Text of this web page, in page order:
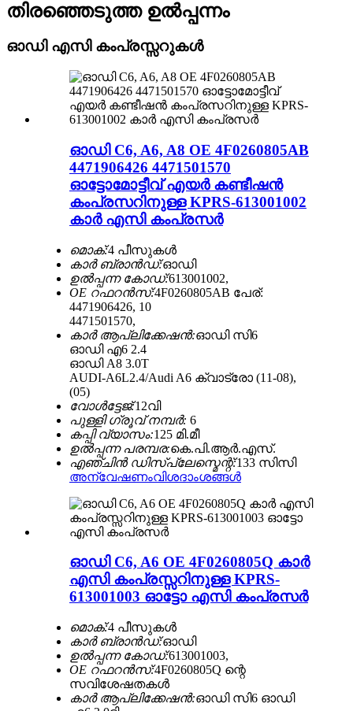
തിരഞ്ഞെടുത്ത ഉൽപ്പന്നം
ഓഡി എസി കംപ്രസ്സറുകൾ
ഓഡി C6, A6, A8 OE 4F0260805AB
4471906426 4471501570
ഓട്ടോമോട്ടീവ് എയർ കണ്ടീഷൻ
കംപ്രസറിനുള്ള KPRS-613001002
കാർ എസി കംപ്രസർ
മൊക്:4 പീസുകൾ
കാർ ബ്രാൻഡ്:ഓഡി
ഉൽപ്പന്ന കോഡ്:613001002,
OE റഫറൻസ്:4F0260805AB പേര്:
4471906426, 10
4471501570,
കാർ ആപ്ലിക്കേഷൻ:ഓഡി സി6
ഓഡി എ6 2.4
ഓഡി A8 3.0T
AUDI-A6L2.4/Audi A6 ക്വാട്രോ (11-08),
(05)
വോൾട്ടേജ്:12വി
പുള്ളി ഗ്രൂവ് നമ്പർ: 6
കപ്പി വ്യാസം:125 മി.മീ
ഉൽപ്പന്ന പരമ്പര:കെ.പി.ആർ.എസ്.
എഞ്ചിൻ ഡിസ്പ്ലേസ്മെന്റ്:133 സിസി
അന്വേഷണംവിശദാംശങ്ങൾ
ഓഡി C6, A6 OE 4F0260805Q കാർ
എസി കംപ്രസ്സറിനുള്ള KPRS-
613001003 ഓട്ടോ എസി കംപ്രസർ
മൊക്:4 പീസുകൾ
കാർ ബ്രാൻഡ്:ഓഡി
ഉൽപ്പന്ന കോഡ്:613001003,
OE റഫറൻസ്:4F0260805Q ന്റെ
സവിശേഷതകൾ
കാർ ആപ്ലിക്കേഷൻ:ഓഡി സി6 ഓഡി